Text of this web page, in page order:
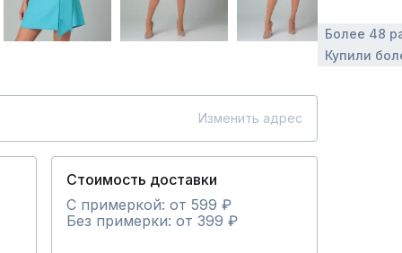
Изменить адрес
Стоимость доставки
С примеркой: от 599 ₽
Без примерки: от 399 ₽
Более 48
Купили